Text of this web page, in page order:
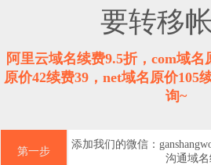
要转移
阿里云域名续费9.5折，com域名
原价42续费39，net域名原价105
询~
第一步
添加我们的微信：
沟通域